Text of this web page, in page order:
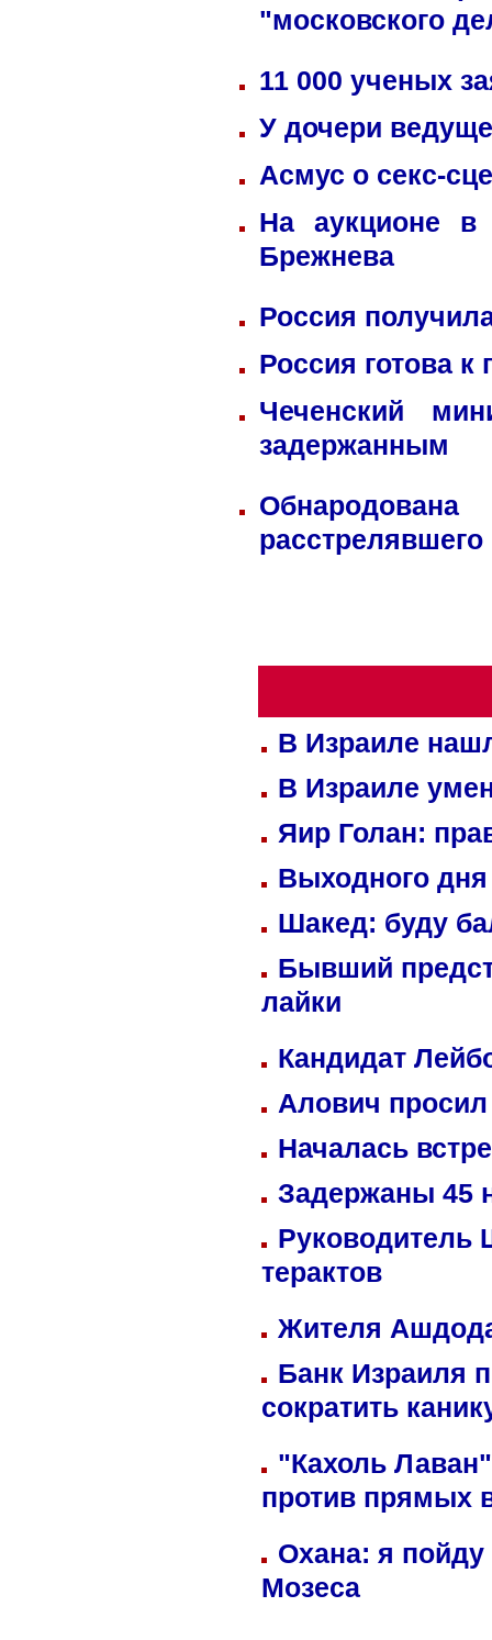
"московского
11 000 ученых
У дочери
Асмус о секс-
На аукционе в
Брежнева
Россия
Россия готова к
Чеченский
задержанным
В Израиле
В Израиле
Яир Голан:
Выходного
Шакед: буду
Бывший
лайки
Кандидат
Алович просил
Началась
Задержаны 45
Руководитель
терактов
Жителя
Банк Израиля
сократить
"Кахоль
против прямых
Охана: я пойду
Мозеса